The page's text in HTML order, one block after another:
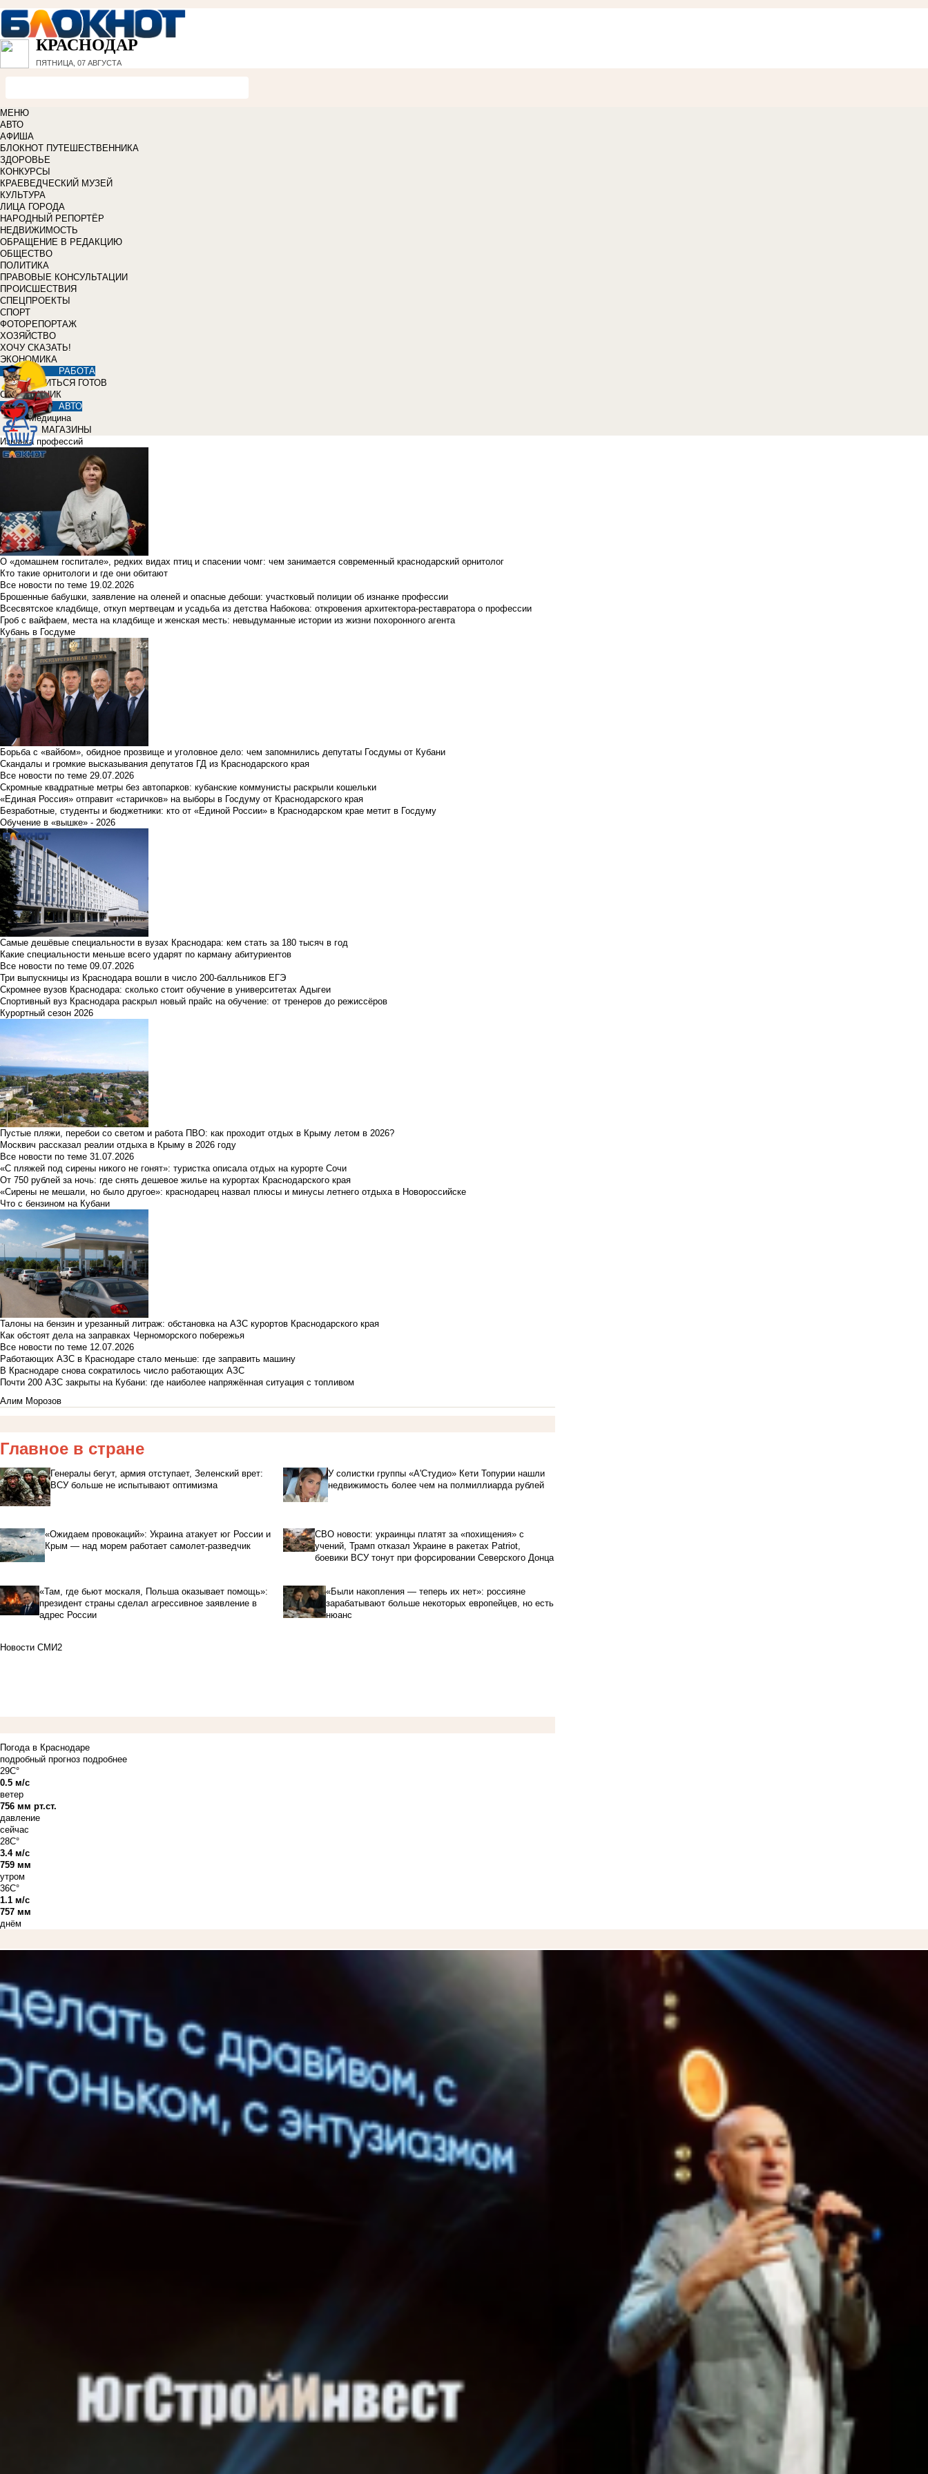
КРАСНОДАР
ПЯТНИЦА, 07 АВГУСТА
МЕНЮ
АВТО
АФИША
БЛОКНОТ ПУТЕШЕСТВЕННИКА
ЗДОРОВЬЕ
КОНКУРСЫ
КРАЕВЕДЧЕСКИЙ МУЗЕЙ
КУЛЬТУРА
ЛИЦА ГОРОДА
НАРОДНЫЙ РЕПОРТЁР
НЕДВИЖИМОСТЬ
ОБРАЩЕНИЕ В РЕДАКЦИЮ
ОБЩЕСТВО
ПОЛИТИКА
ПРАВОВЫЕ КОНСУЛЬТАЦИИ
ПРОИСШЕСТВИЯ
СПЕЦПРОЕКТЫ
СПОРТ
ФОТОРЕПОРТАЖ
ХОЗЯЙСТВО
ХОЧУ СКАЗАТЬ!
ЭКОНОМИКА
РАБОТА
УЧИТЬСЯ ГОТОВ
СПРАВОЧНИК
АВТО
Медицина
МАГАЗИНЫ
Изнанка профессий
О «домашнем госпитале», редких видах птиц и спасении чомг: чем занимается современный краснодарский орнитолог
Кто такие орнитологи и где они обитают
Все новости по теме 19.02.2026
Брошенные бабушки, заявление на оленей и опасные дебоши: участковый полиции об изнанке профессии
Всесвятское кладбище, откуп мертвецам и усадьба из детства Набокова: откровения архитектора-реставратора о профессии
Гроб с вайфаем, места на кладбище и женская месть: невыдуманные истории из жизни похоронного агента
Кубань в Госдуме
Борьба с «вайбом», обидное прозвище и уголовное дело: чем запомнились депутаты Госдумы от Кубани
Скандалы и громкие высказывания депутатов ГД из Краснодарского края
Все новости по теме 29.07.2026
Скромные квадратные метры без автопарков: кубанские коммунисты раскрыли кошельки
«Единая Россия» отправит «старичков» на выборы в Госдуму от Краснодарского края
Безработные, студенты и бюджетники: кто от «Единой России» в Краснодарском крае метит в Госдуму
Обучение в «вышке» - 2026
Самые дешёвые специальности в вузах Краснодара: кем стать за 180 тысяч в год
Какие специальности меньше всего ударят по карману абитуриентов
Все новости по теме 09.07.2026
Три выпускницы из Краснодара вошли в число 200-балльников ЕГЭ
Скромнее вузов Краснодара: сколько стоит обучение в университетах Адыгеи
Спортивный вуз Краснодара раскрыл новый прайс на обучение: от тренеров до режиссёров
Курортный сезон 2026
Пустые пляжи, перебои со светом и работа ПВО: как проходит отдых в Крыму летом в 2026?
Москвич рассказал реалии отдыха в Крыму в 2026 году
Все новости по теме 31.07.2026
«С пляжей под сирены никого не гонят»: туристка описала отдых на курорте Сочи
От 750 рублей за ночь: где снять дешевое жилье на курортах Краснодарского края
«Сирены не мешали, но было другое»: краснодарец назвал плюсы и минусы летнего отдыха в Новороссийске
Что с бензином на Кубани
Талоны на бензин и урезанный литраж: обстановка на АЗС курортов Краснодарского края
Как обстоят дела на заправках Черноморского побережья
Все новости по теме 12.07.2026
Работающих АЗС в Краснодаре стало меньше: где заправить машину
В Краснодаре снова сократилось число работающих АЗС
Почти 200 АЗС закрыты на Кубани: где наиболее напряжённая ситуация с топливом
Алим Морозов
Главное в стране
Генералы бегут, армия отступает, Зеленский врет:
ВСУ больше не испытывают оптимизма
У солистки группы «А'Студио» Кети Топурии нашли
недвижимость более чем на полмиллиарда рублей
«Ожидаем провокаций»: Украина атакует юг России и
Крым — над морем работает самолет-разведчик
СВО новости: украинцы платят за «похищения» с
учений, Трамп отказал Украине в ракетах Patriot,
боевики ВСУ тонут при форсировании Северского Донца
«Там, где бьют москаля, Польша оказывает помощь»:
президент страны сделал агрессивное заявление в
адрес России
«Были накопления — теперь их нет»: россияне
зарабатывают больше некоторых европейцев, но есть
нюанс
Новости СМИ2
Погода в Краснодаре
подробный прогноз подробнее
29C°
0.5 м/с
ветер
756 мм рт.ст.
давление
сейчас
28C°
3.4 м/с
759 мм
утром
36C°
1.1 м/с
757 мм
днём